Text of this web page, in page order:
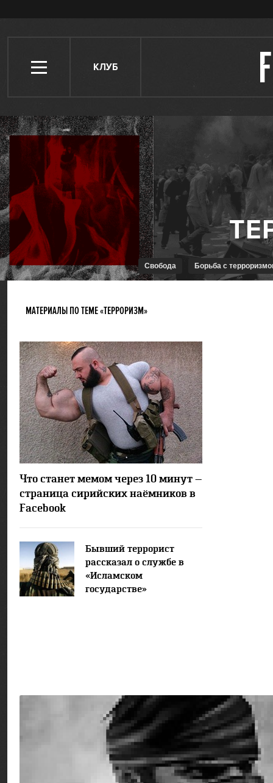
КЛУБ
Свобода Борьба с
МАТЕРИАЛЫ ПО ТЕМЕ «ТЕРРОРИЗМ»
Что станет мемом через 10 минут —
страница сирийских наёмников в
Facebook
Бывший террорист
рассказал о службе в
«Исламском
государстве»